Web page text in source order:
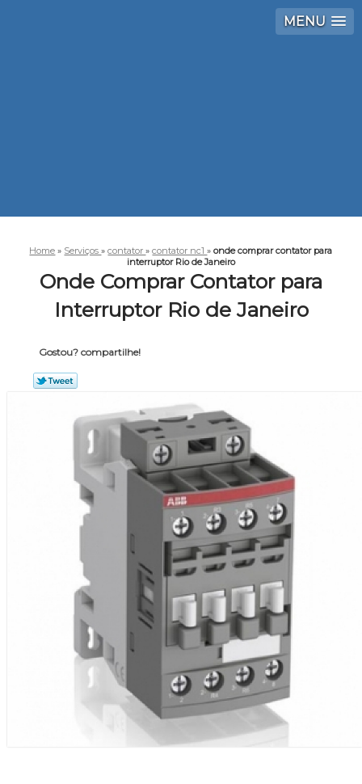
MENU
Home » Serviços»contator»contator nc1»onde comprar contator para
interruptor Rio de Janeiro
Onde Comprar Contator para
Interruptor Rio de Janeiro
Gostou? compartilhe!